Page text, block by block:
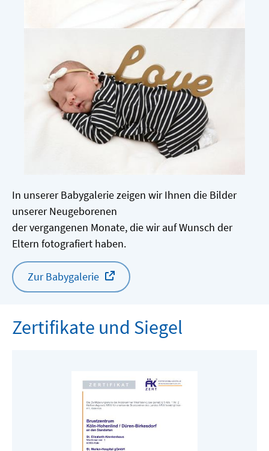
In unserer Babygalerie zeigen wir Ihnen die Bilder
unserer Neugeborenen
der vergangenen Monate, die wir auf Wunsch der
Eltern fotografiert haben.
Zur Babygalerie
Zertifikate und Siegel